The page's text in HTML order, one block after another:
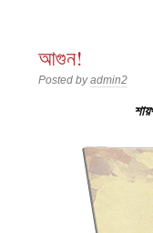
আগুন!
Posted byadmin2